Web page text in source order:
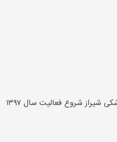
شیراز شروع فعالیت سال ۱۳۹۷